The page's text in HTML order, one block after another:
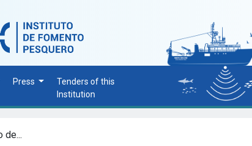
Press
Tenders of this
Institution
de...